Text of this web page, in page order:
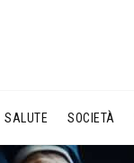
SALUTE SOCIETÀ